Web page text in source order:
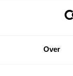
Over